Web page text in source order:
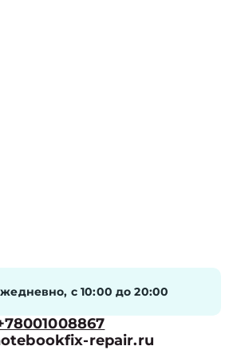
с 10:00 до 20:00
repair.ru